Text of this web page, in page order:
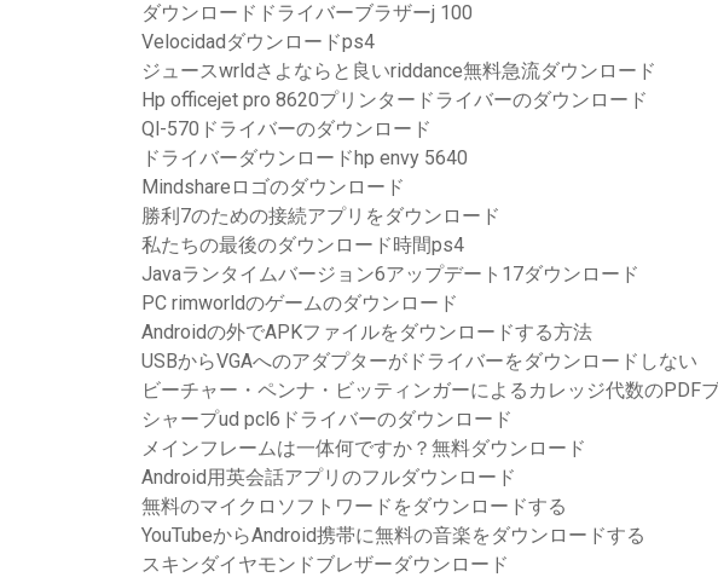
ダウンロードドライバーブラザーj 100
Velocidadダウンロードps4
ジュースwrldさよならと良いriddance無料急流ダウンロード
Hp officejet pro 8620プリンタードライバーのダウンロード
Ql-570ドライバーのダウンロード
ドライバーダウンロードhp envy 5640
Mindshareロゴのダウンロード
勝利7のための接続アプリをダウンロード
私たちの最後のダウンロード時間ps4
Javaランタイムバージョン6アップデート17ダウンロード
PC rimworldのゲームのダウンロード
Androidの外でAPKファイルをダウンロードする方法
USBからVGAへのアダプターがドライバーをダウンロードしない
ビーチャー・ペンナ・ビッティンガーによるカレッジ代数のPDF
シャープud pcl6ドライバーのダウンロード
メインフレームは一体何ですか？無料ダウンロード
Android用英会話アプリのフルダウンロード
無料のマイクロソフトワードをダウンロードする
YouTubeからAndroid携帯に無料の音楽をダウンロードする
スキンダイヤモンドブレザーダウンロード